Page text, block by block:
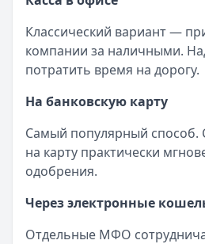
Классический вариант —
компании за наличными.
потратить время на дорогу.
На банковскую карту
Самый популярный способ.
на карту практически
одобрения.
Через электронные
Отдельные МФО